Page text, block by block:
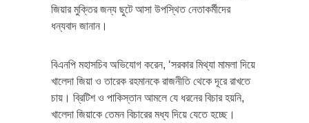
জিয়ার মুক্তির জন্য ছুটে আসা উপস্থিত নেতাকর্মীদের
ধন্যবাদ জানান।
বিএনপি মহাসচিব অভিযোগ করেন, ‘সরকার মিথ্যা মামলা দিয়ে
খালেদা জিয়া ও তারেক রহমানকে রাজনীতি থেকে দূরে রাখতে
চায়। ব্রিটিশ ও পাকিস্তান আমলে যে ধরনের বিচার হয়নি,
খালেদা জিয়াকে তেমন বিচারের মধ্য দিয়ে যেতে হচ্ছে।